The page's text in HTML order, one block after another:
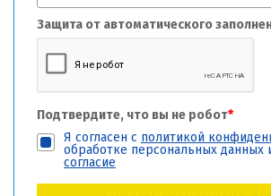
Защита от автоматического
Подтвердите, что вы не робот*
Я согласен с политикой
обработке персональных данных
согласие